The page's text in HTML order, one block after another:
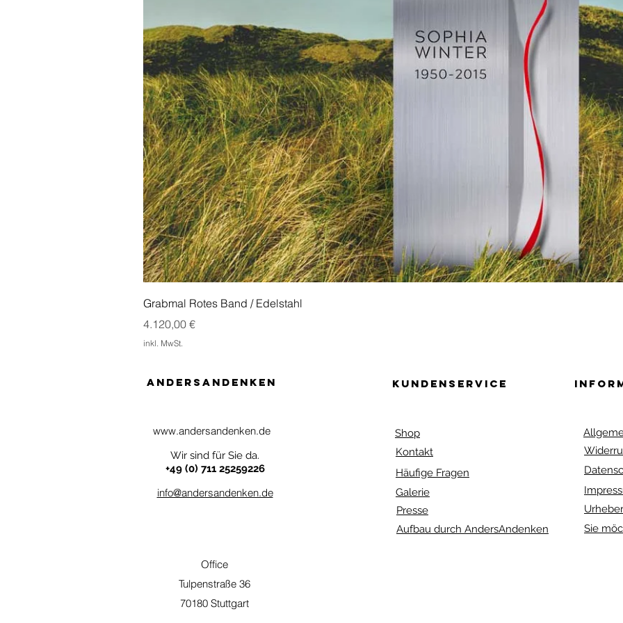
Grabmal Rotes Band / Edelstahl
Preis
4.120,00 €
inkl. MwSt.
AndersAndenken
www.andersandenken.de
Wir sind für Sie da.
+49 (0) 711 25259226
info@andersandenken.de
Kundenservice
Shop
Kontakt
Häufige Fragen
Galerie
Presse
Aufbau durch AndersAndenken
Sie
Office
Tulpenstraße 36
70180 Stuttgart